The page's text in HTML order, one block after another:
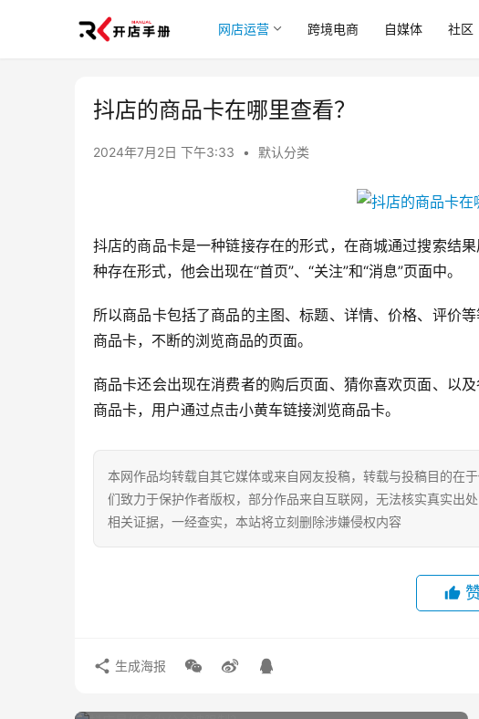
网店运营 跨境电商 自媒体 社区
抖店的商品卡在哪里查看？
2024年7月2日 下午3:33 • 默认分类
抖店的商品卡是一种链接存在的形式，在商城通过搜索结
种存在形式，他会出现在“首页”、“关注”和“消息”页面中。
所以商品卡包括了商品的主图、标题、详情、价格、评价
商品卡，不断的浏览商品的页面。
商品卡还会出现在消费者的购后页面、猜你喜欢页面、以
商品卡，用户通过点击小黄车链接浏览商品卡。
本网作品均转载自其它媒体或来自网友投稿，转载与投稿目的在
们致力于保护作者版权，部分作品来自互联网，无法核实真实出
相关证据，一经查实，本站将立刻删除涉嫌侵权内容
生成海报